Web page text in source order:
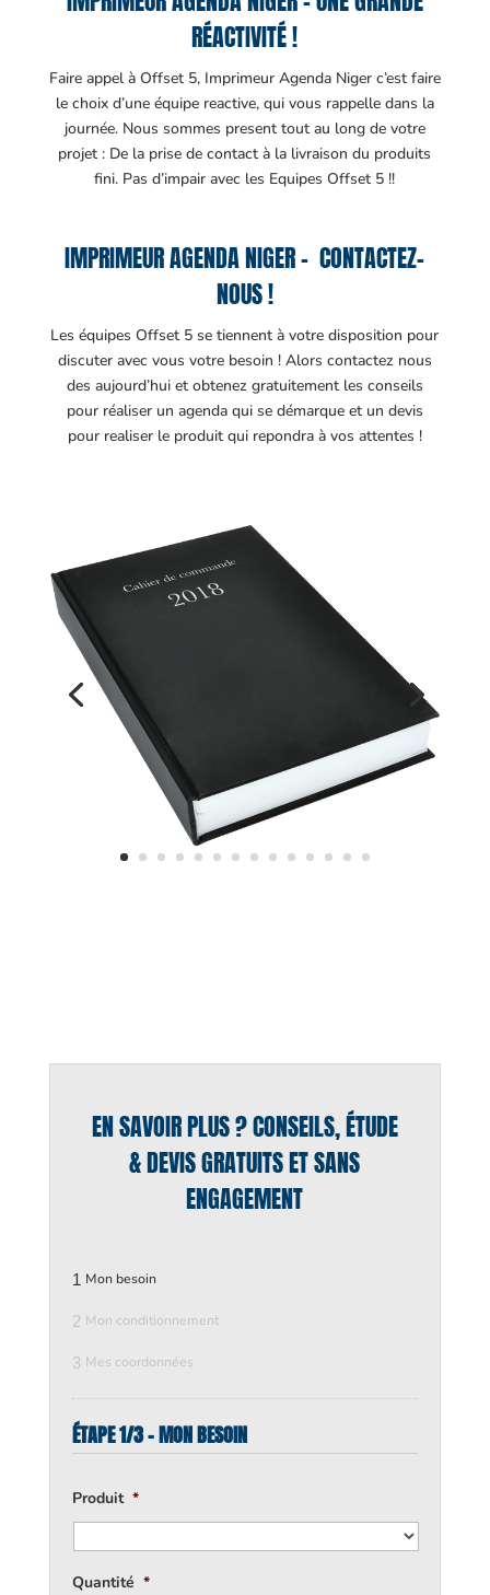
RÉACTIVITÉ !
Faire appel à Offset 5, Imprimeur Agenda Niger c’est faire
le choix d’une équipe reactive, qui vous rappelle dans la
journée. Nous sommes present tout au long de votre
projet : De la prise de contact à la livraison du produits
fini. Pas d’impair avec les Equipes Offset 5 !!
IMPRIMEUR AGENDA NIGER – CONTACTEZ-
NOUS !
Les équipes Offset 5 se tiennent à votre disposition pour
discuter avec vous votre besoin ! Alors contactez nous
des aujourd’hui et obtenez gratuitement les conseils
pour réaliser un agenda qui se démarque et un devis
pour realiser le produit qui repondra à vos attentes !
EN SAVOIR PLUS ? CONSEILS, ÉTUDE
& DEVIS GRATUITS ET SANS
ENGAGEMENT
1 Mon besoin
2 Mon conditionnement
3 Mes coordonnées
ÉTAPE 1/3 - MON BESOIN
Produit *
Quantité *